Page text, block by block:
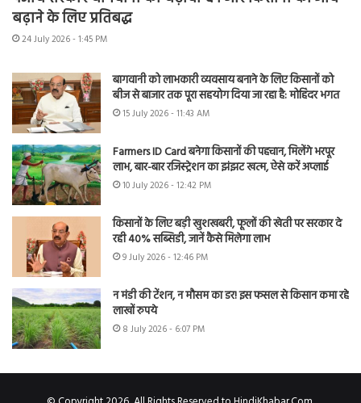
बढ़ाने के लिए प्रतिबद्ध
24 July 2026 - 1:45 PM
बागवानी को लाभकारी व्यवसाय बनाने के लिए किसानों को
बीज से बाजार तक पूरा सहयोग दिया जा रहा है: मोहिंदर भगत
15 July 2026 - 11:43 AM
Farmers ID Card बनेगा किसानों की पहचान, मिलेंगे भरपूर
लाभ, बार-बार रजिस्ट्रेशन का झंझट खत्म, ऐसे करें अप्लाई
10 July 2026 - 12:42 PM
किसानों के लिए बड़ी खुशखबरी, फूलों की खेती पर सरकार दे
रही 40% सब्सिडी, जानें कैसे मिलेगा लाभ
9 July 2026 - 12:46 PM
न मंडी की टेंशन, न मौसम का डर! इस फसल से किसान कमा रहे
लाखों रुपये
8 July 2026 - 6:07 PM